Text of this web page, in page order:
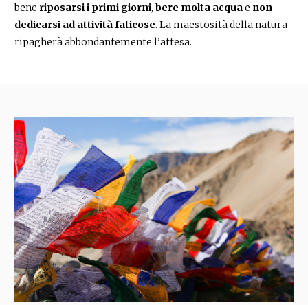
bene riposarsi i primi giorni, bere molta acquae non
dedicarsi ad attività faticose. La maestosità della natura
ripagherà abbondantemente l’attesa.